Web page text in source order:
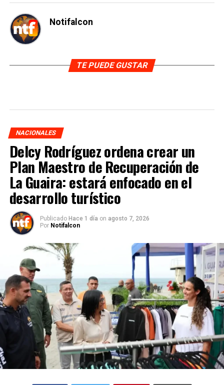
Notifalcon
TE PUEDE GUSTAR
NACIONALES
Delcy Rodríguez ordena crear un
Plan Maestro de Recuperación de
La Guaira: estará enfocado en el
desarrollo turístico
Publicado Hace 1 día on agosto 7, 2026
Por Notifalcon